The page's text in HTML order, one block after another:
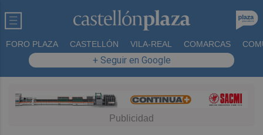
FORO PLAZA CASTELLÓN VILA-REAL COMARCAS
+ Seguir en Google